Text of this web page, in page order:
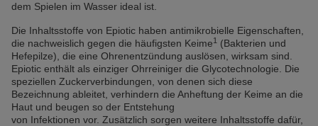
dem Spielen im Wasser ideal ist.
Die Inhaltsstoffe von Epiotic haben antimikrobielle Eigenschaften,
die nachweislich gegen die häufigsten Keime1 (Bakterien und
Hefepilze), die eine Ohrenentzündung auslösen, wirksam sind.
Epiotic enthält als einziger Ohrreiniger die Glycotechnologie. Die
speziellen Zuckerverbindungen, von denen sich diese
Bezeichnung ableitet, verhindern die Anheftung der Keime an die
Haut und beugen so der Entstehung
von Infektionen vor. Zusätzlich sorgen weitere Inhaltsstoffe dafür,